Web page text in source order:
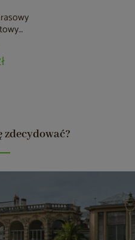
zdecydować?